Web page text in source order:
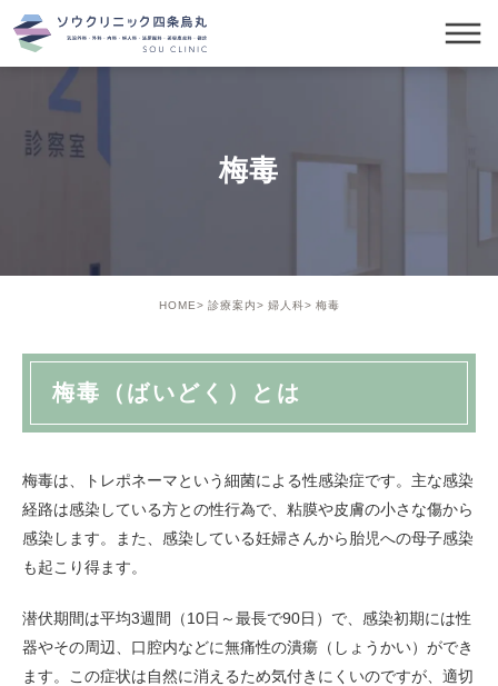
梅毒
HOME 診療案内 婦人科 梅毒
梅毒（ばいどく）とは
梅毒は、トレポネーマという細菌による性感染症です。主な感染
経路は感染している方との性行為で、粘膜や皮膚の小さな傷から
感染します。また、感染している妊婦さんから胎児への母子感染
も起こり得ます。
潜伏期間は平均3週間（10日～最長で90日）で、感染初期には性
器やその周辺、口腔内などに無痛性の潰瘍（しょうかい）ができ
ます。この症状は自然に消えるため気付きにくいのですが、適切